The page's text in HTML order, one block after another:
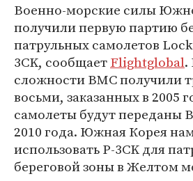
Военно-морские силы
получили первую партию
патрульных самолетов
3CK, сообщаетFlightglobal.
сложности ВМС получили
восьми, заказанных в 2005
самолеты будут переданы
2010 года. Южная Корея
использовать P-3CK для
береговой зоны в Желтом